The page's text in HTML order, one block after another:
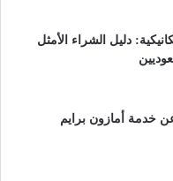
دليل الشراء الأمثل
خدمة أمازون برايم